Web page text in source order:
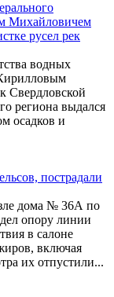
Михайловичем
русел рек
водных
Свердловской
региона выдался
осадков и
пострадали
дома № 36А по
опору линии
в салоне
включая
их отпустили...